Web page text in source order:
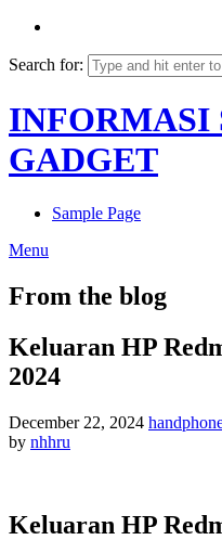
Search for:
INFORMASI
GADGET
Sample Page
Menu
From the blog
Keluaran HP
2024
December 22, 2024
by nhhru
Keluaran HP